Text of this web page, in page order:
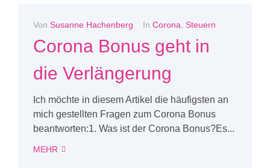
Von Susanne Hachenberg In Corona Steuern
Corona Bonus geht in
die Verlängerung
Ich möchte in diesem Artikel die häufigsten an
mich gestellten Fragen zum Corona Bonus
beantworten:1. Was ist der Corona Bonus?Es...
MEHR